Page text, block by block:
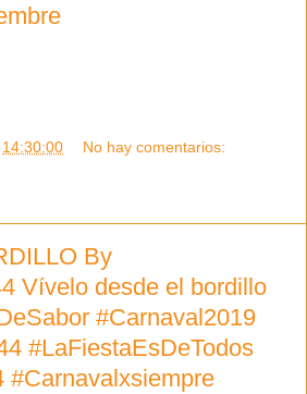
14:30:00 No hay comentarios:
By
Vívelo desde el bordillo
#Carnaval2019
#LaFiestaEsDeTodos
#Carnavalxsiempre